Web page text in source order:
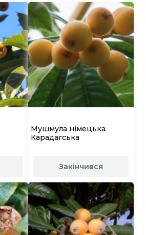
Мушмула німецька
Карадагська
Закінчився